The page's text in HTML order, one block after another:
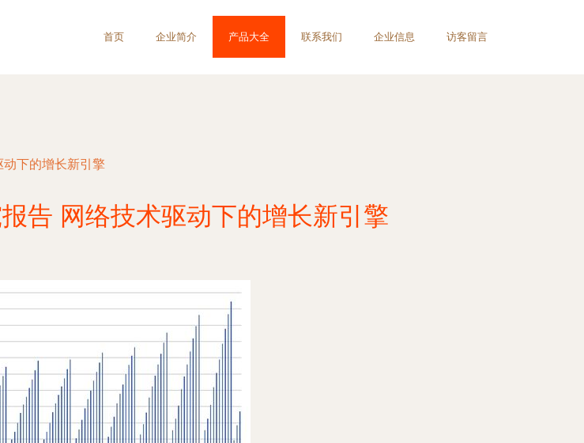
首页 企业简介 产品大全 联系我们 企业信息 访客留言
下的增长新引擎
告 网络技术驱动下的增长新引擎